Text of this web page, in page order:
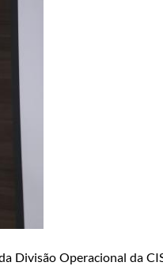
Divisão Operacional da